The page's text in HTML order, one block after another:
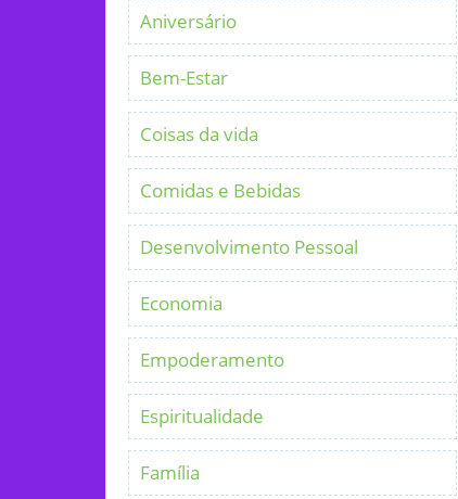
Aniversário
Bem-Estar
Coisas da vida
Comidas e Bebidas
Desenvolvimento Pessoal
Economia
Empoderamento
Espiritualidade
Família